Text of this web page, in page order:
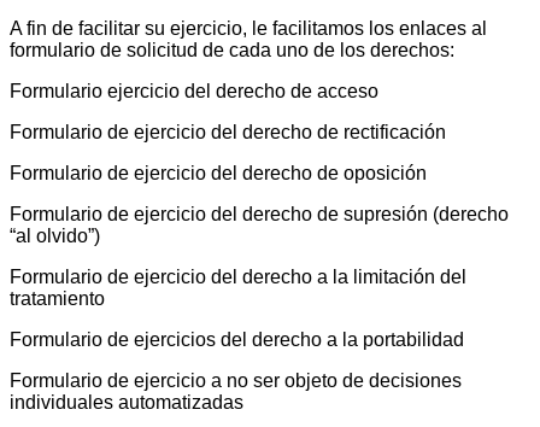
A fin de facilitar su ejercicio, le facilitamos los enlaces al
formulario de solicitud de cada uno de los derechos:
Formulario ejercicio del derecho de acceso
Formulario de ejercicio del derecho de rectificación
Formulario de ejercicio del derecho de oposición
Formulario de ejercicio del derecho de supresión (derecho
“al olvido”)
Formulario de ejercicio del derecho a la limitación del
tratamiento
Formulario de ejercicios del derecho a la portabilidad
Formulario de ejercicio a no ser objeto de decisiones
individuales automatizadas